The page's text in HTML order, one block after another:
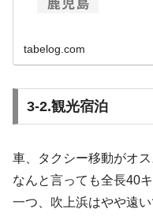
tabelog.com
3‐2.観光宿泊
車、タクシー移動がオス
なんと言っても全長40
一つ、吹上浜はやや遠